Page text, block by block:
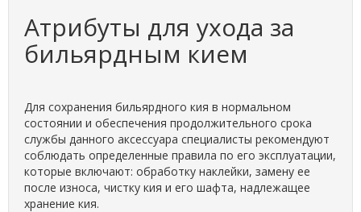
Атрибуты для ухода за
бильярдным кием
Для сохранения бильярдного кия в нормальном
состоянии и обеспечения продолжительного срока
службы данного аксессуара специалисты рекомендуют
соблюдать определенные правила по его эксплуатации,
которые включают: обработку наклейки, замену ее
после износа, чистку кия и его шафта, надлежащее
хранение кия.